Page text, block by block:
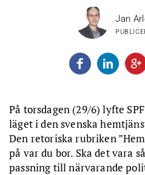
Jan
På torsdagen (29/6) lyfte
läget i den svenska
Den retoriska rubriken
på var du bor. Ska det vara
passning till närvarande